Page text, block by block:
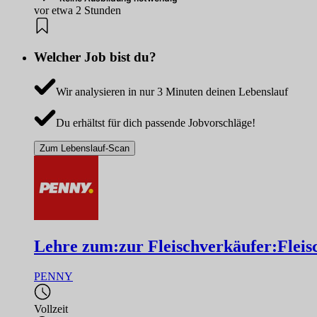
vor etwa 2 Stunden
Welcher Job bist du?
Wir analysieren in nur 3 Minuten deinen Lebenslauf
Du erhältst für dich passende Jobvorschläge!
Zum Lebenslauf-Scan
Lehre zum:zur
PENNY
Vollzeit